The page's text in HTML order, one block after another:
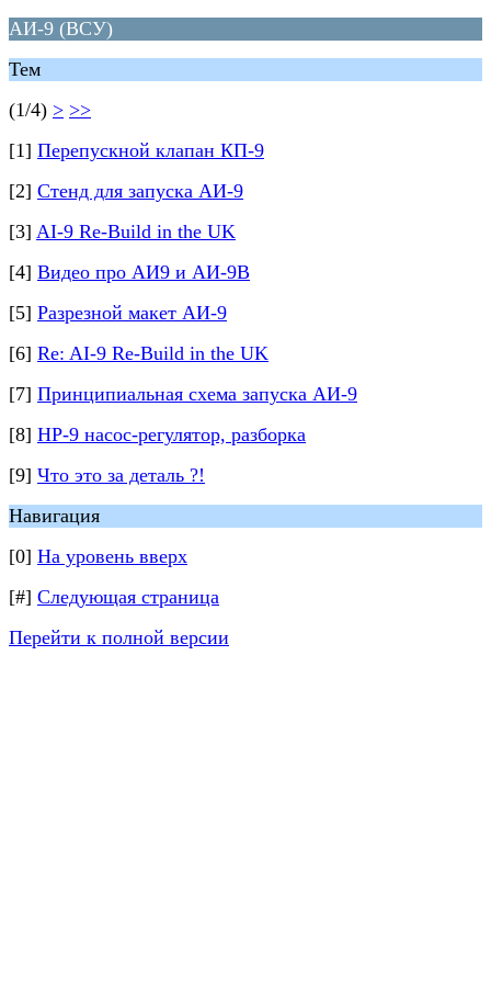
АИ-9 (ВСУ)
Тем
(1/4) > >>
[1] Перепускной клапан КП-9
[2] Стенд для запуска АИ-9
[3] AI-9 Re-Build in the UK
[4] Видео про АИ9 и АИ-9В
[5] Разрезной макет АИ-9
[6] Re: AI-9 Re-Build in the UK
[7] Принципиальная схема запуска АИ-9
[8] НР-9 насос-регулятор, разборка
[9] Что это за деталь ?!
Навигация
[0] На уровень вверх
[#] Следующая страница
Перейти к полной версии